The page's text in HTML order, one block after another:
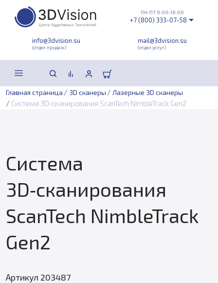
info@3dvision.su
(отдел продаж)
mail@3dvision.su
(отдел услуг)
ПН-ПТ 9:00-18:00
+7 (800) 333-07-58
Главная страница / 3D сканеры / Лазерные 3D сканеры
/ Система 3D‑сканирования ScanTech NimbleTrack Gen2
Система
3D‑сканирования
ScanTech NimbleTrack
Gen2
Артикул 203487